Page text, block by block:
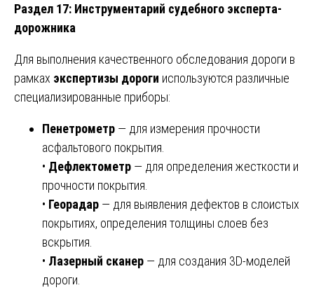
Раздел 17: Инструментарий судебного эксперта-
дорожника
Для выполнения качественного обследования дороги в
рамках экспертизы дороги используются различные
специализированные приборы:
Пенетрометр — для измерения прочности
асфальтового покрытия.
• Дефлектометр — для определения жесткости и
прочности покрытия.
• Георадар — для выявления дефектов в слоистых
покрытиях, определения толщины слоев без
вскрытия.
• Лазерный сканер — для создания 3D-моделей
дороги.